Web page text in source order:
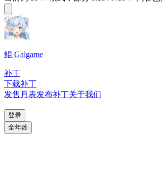
鲲 Galgame
补丁
下载补丁
发售月表发布补丁关于我们
登录
全年龄